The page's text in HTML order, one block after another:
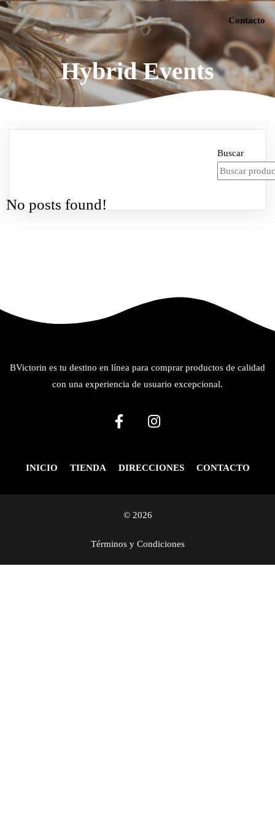
Contacto
Hybrid Events
No posts found!
Buscar
BVictorin es tu destino en línea para comprar productos de calidad
con una experiencia de usuario excepcional.
INICIO TIENDA DIRECCIONES CONTACTO
© 2026
Términos y Condiciones